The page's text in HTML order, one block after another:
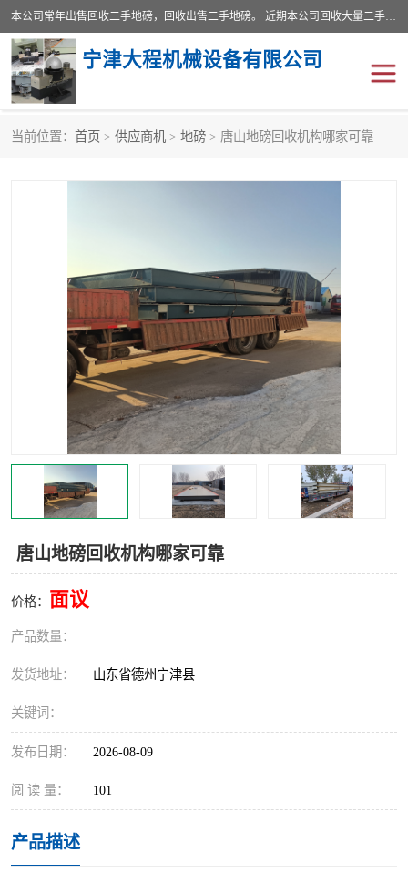
本公司常年出售回收二手地磅，回收出售二手地磅。 近期本公司回收大量二手地磅，型号齐全，宽度从2米到3.5米，长度5米到25米，承重吨位从10到200吨，成色7—9成新。 ? 使用年限6个月至2年，产品来源于个人闲置品，工矿企业停用品，因小换大而来。 精准度和新的一样， 二手地磅是内行人的选择，打个电话就省钱朋友您好等什么
宁津大程机械设备有限公司
当前位置： 首页 > 供应商机 > 地磅 > 唐山地磅回收机构哪家可靠
唐山地磅回收机构哪家可靠
价格： 面议
产品数量：
发货地址： 山东省德州宁津县
关键词：
发布日期： 2026-08-09
阅 读 量： 101
产品描述
装载机电子秤 输送机
半自动输送机 全自动输送机
冷却塔 食品螺旋塔
撕碎机 木材撕碎机
塑料撕碎机 金属撕碎机